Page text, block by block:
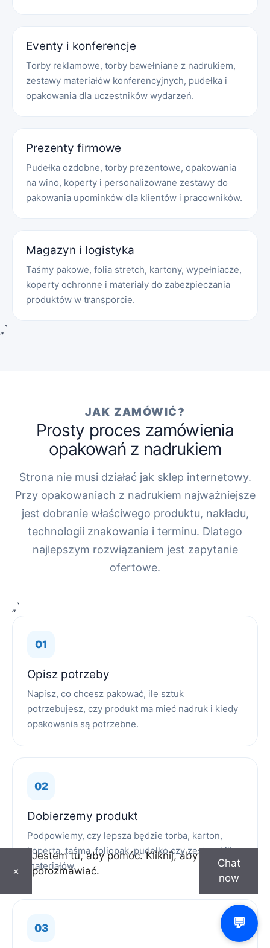
Eventy i konferencje
Torby reklamowe, torby bawełniane z nadrukiem,
zestawy materiałów konferencyjnych, pudełka i
opakowania dla uczestników wydarzeń.
Prezenty firmowe
Pudełka ozdobne, torby prezentowe, opakowania
na wino, koperty i personalizowane zestawy do
pakowania upominków dla klientów i pracowników.
Magazyn i logistyka
Taśmy pakowe, folia stretch, kartony, wypełniacze,
koperty ochronne i materiały do zabezpieczania
produktów w transporcie.
„`
JAK ZAMÓWIĆ?
Prosty proces zamówienia
opakowań z nadrukiem
Strona nie musi działać jak sklep internetowy.
Przy opakowaniach z nadrukiem najważniejsze
jest dobranie właściwego produktu, nakładu,
technologii znakowania i terminu. Dlatego
najlepszym rozwiązaniem jest zapytanie
ofertowe.
„`
Opisz potrzeby
Napisz, co chcesz pakować, ile sztuk
potrzebujesz, czy produkt ma mieć nadruk i kiedy
opakowania są potrzebne.
Dobierzemy produkt
Podpowiemy, czy lepsza będzie torba, karton,
koperta, taśma, foliopak, pudełko czy zestaw kilku
materiałów.
×
Jestem tu, aby pomóc. Kliknij, aby
porozmawiać.
Chat
now